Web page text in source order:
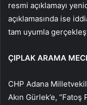
resmi açıklamayı
açıklamasında ise
tam uyumla
ÇIPLAK ARAMA
CHP Adana
Akın Gürlek’e,